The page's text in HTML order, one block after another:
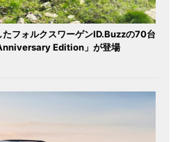
たフォルクスワーゲンID.Buzzの70台
Edition」が登場